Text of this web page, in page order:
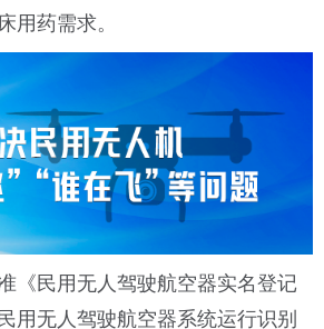
用药需求。
《民用无人驾驶航空器实名登记
用无人驾驶航空器系统运行识别